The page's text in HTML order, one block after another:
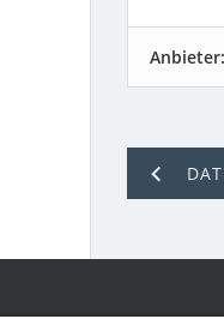
Anbieter: